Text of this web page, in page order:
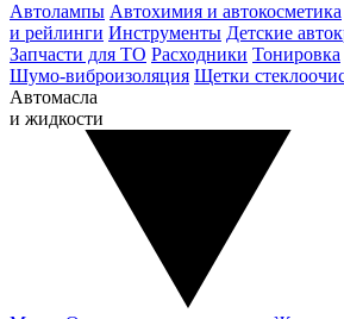
Автолампы Автохимия и автокосметика
и рейлинги Инструменты Детские
Запчасти для ТО Расходники Тонировка
Шумо-виброизоляция Щетки
Автомасла
и жидкости